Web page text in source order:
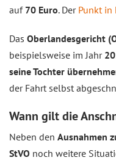
auf 70 Euro. Der Punkt in
Das Oberlandesgericht
beispielsweise im Jahr
seine Tochter
der Fahrt selbst
Wann gilt die
Neben den Ausnahmen
StVO noch weitere